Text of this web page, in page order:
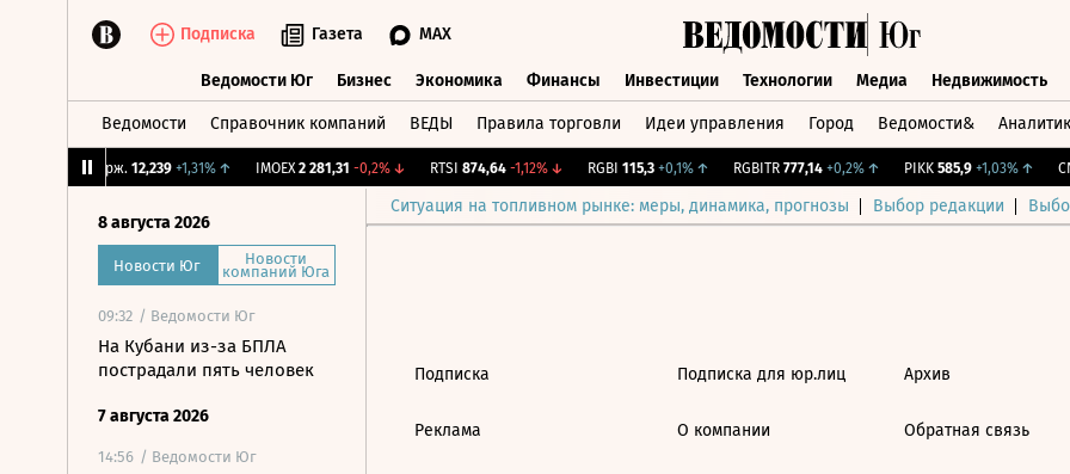
Подписка Газета MAX
Ведомости Юг Бизнес Экономика Финансы Инвестиции Технологии Медиа Недвижимость
Ведомости Справочник компаний ВЕДЫ Правила торговли Идеи управления Город Ведомости&
CNY Бирж. 12,239 +1,31%↑ IMOEX 2 281,31 -0,2%↓ RTSI 874,64 -1,12%↓ RGBI 115,3 +0,1%↑ RGBITR 777,14 +0,2%↑ PIKK 585,9 +1,03%↑
Ситуация на топливном рынке: меры, динамика, прогнозы Выбор редакции
8 августа 2026
Новости Юг Новости
компаний Юга
09:32 / Ведомости Юг
На Кубани из-за БПЛА
пострадали пять человек
7 августа 2026
14:56 / Ведомости Юг
Подписка
Реклама
Подписка для юр.лиц
О компании
Архив
Обратная связь